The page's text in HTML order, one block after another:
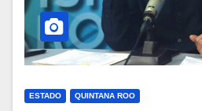
ESTADO QUINTANA ROO